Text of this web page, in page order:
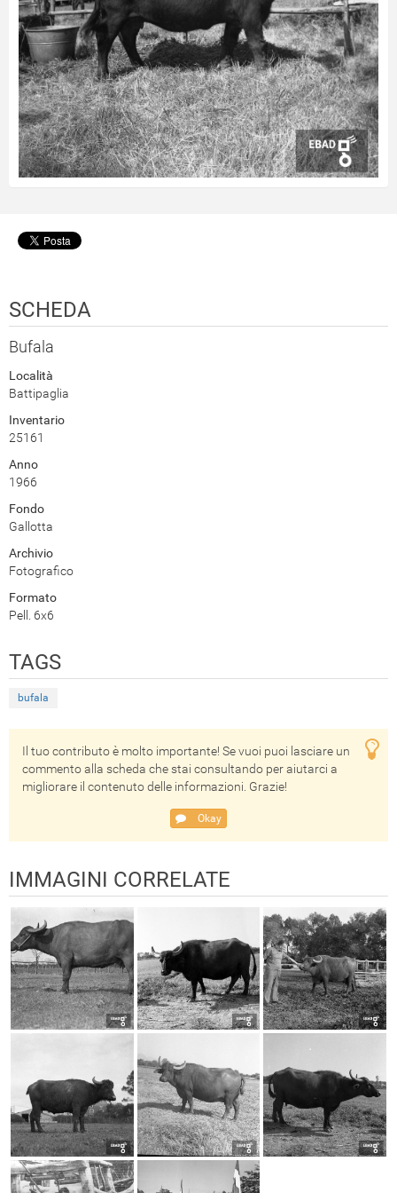
SCHEDA
Bufala
Località
Battipaglia
Inventario
25161
Anno
1966
Fondo
Gallotta
Archivio
Fotografico
Formato
Pell. 6x6
TAGS
bufala
Il tuo contributo è molto importante! Se vuoi puoi lasciare un
commento alla scheda che stai consultando per aiutarci a
migliorare il contenuto delle informazioni. Grazie!
Okay
IMMAGINI CORRELATE